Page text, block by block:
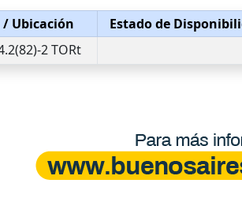
/ Ubicación Estado de
2 TORt